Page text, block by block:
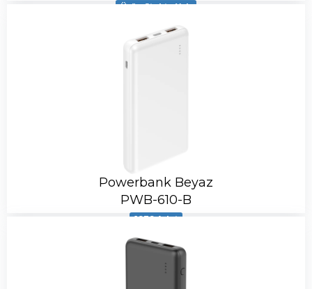
Ürün Stokta Yok
Powerbank Beyaz
PWB-610-B
1939 Adet